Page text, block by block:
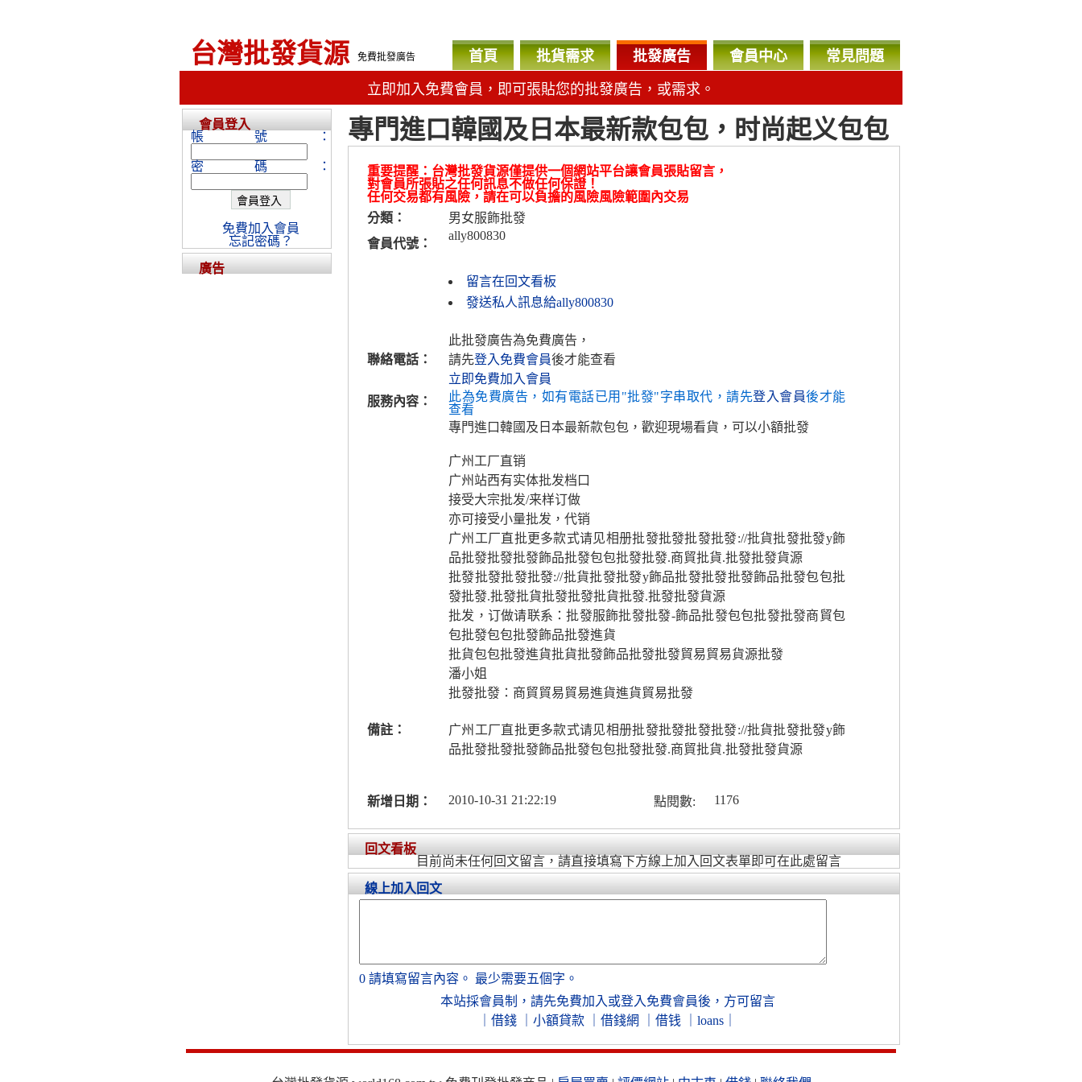
台灣批發貨源 免費批發廣告 首頁 批貨需求 批發廣告 會員中心 常見問題
立即加入免費會員，即可張貼您的批發廣告，或需求。
專門進口韓國及日本最新款包包，时尚起义包包
重要提醒：台灣批發貨源僅提供一個網站平台讓會員張貼留言，
對會員所張貼之任何訊息不做任何保證！
任何交易都有風險，請在可以負擔的風險風險範圍內交易
分類：
男女服飾批發
會員代號：
ally800830
留言在回文看板
發送私人訊息給ally800830
聯絡電話：
此批發廣告為免費廣告，
請先登入免費會員後才能查看
立即免費加入會員
服務內容：
此為免費廣告，如有電話已用"批發"字串取代，請先登入會員後才能
查看
專門進口韓國及日本最新款包包，歡迎現場看貨，可以小額批發
广州工厂直销
广州站西有实体批发档口
接受大宗批发/来样订做
亦可接受小量批发，代销
广州工厂直批更多款式请见相册批發批發批發批發://批貨批發批發y飾
品批發批發批發飾品批發包包批發批發.商貿批貨.批發批發貨源
批發批發批發批發://批貨批發批發y飾品批發批發批發飾品批發包包批
發批發.批發批貨批發批發批貨批發.批發批發貨源
批发，订做请联系：批發服飾批發批發-飾品批發包包批發批發商貿包
包批發包包批發飾品批發進貨
批貨包包批發進貨批貨批發飾品批發批發貿易貿易貨源批發
潘小姐
批發批發：商貿貿易貿易進貨進貨貿易批發
備註：
广州工厂直批更多款式请见相册批發批發批發批發://批貨批發批發y飾
品批發批發批發飾品批發包包批發批發.商貿批貨.批發批發貨源
新增日期： 2010-10-31 21:22:19 點閱數: 1176
回文看板
目前尚未任何回文留言，請直接填寫下方線上加入回文表單即可在此處留言
線上加入回文
0 請填寫留言內容。 最少需要五個字。
本站採會員制， 請先免費加入 或登入免費會員後，方可留言
借錢 小額貸款 借錢網 借钱 loans
會員登入
帳號：
密碼：
免費加入會員
忘記密碼？
廣告